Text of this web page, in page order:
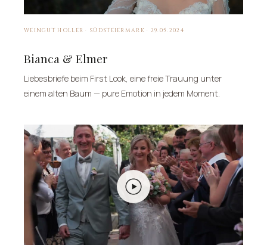
WEINGUT HOLLER · SÜDSTEIERMARK · 29.05.2024
Bianca & Elmer
Liebesbriefe beim First Look, eine freie Trauung unter
einem alten Baum — pure Emotion in jedem Moment.